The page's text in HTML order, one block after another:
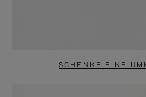
SCHENKE EINE